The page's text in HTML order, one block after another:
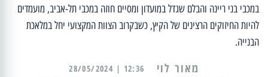
במכבי בני ריינה והבלם שגדל במועדון ומסיים חוזה במכבי תל-אביב, מועמדים
להיות החיזוקים הרצינים של הקיץ, כשבקרוב הצוות המקצועי יחל במלאכת
הבנייה.
מאור לוי 12:36 | 28/05/2024